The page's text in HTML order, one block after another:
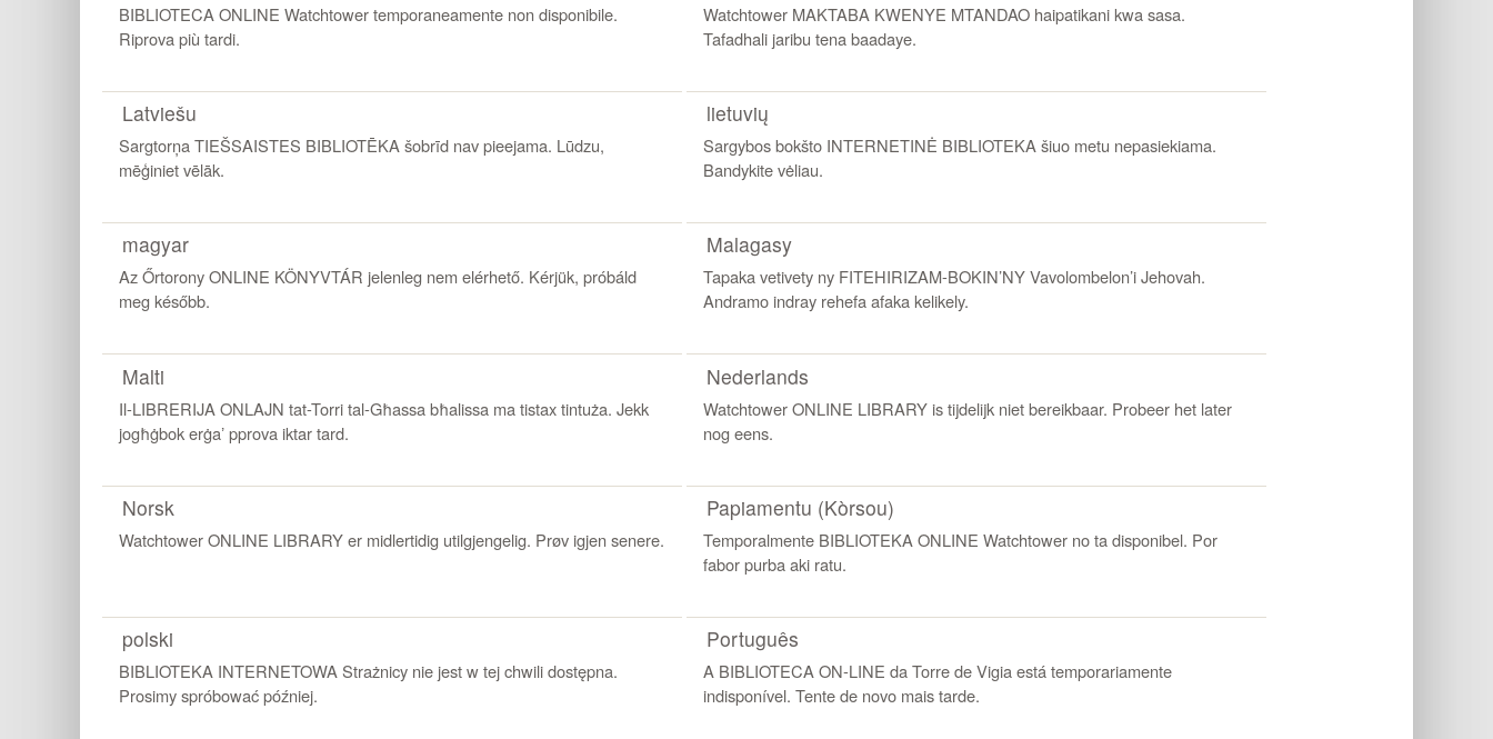
BIBLIOTECA ONLINE Watchtower temporaneamente non disponibile.
Riprova più tardi.
Watchtower MAKTABA KWENYE MTANDAO haipatikani kwa sasa.
Tafadhali jaribu tena baadaye.
Latviešu
Sargtorņa TIEŠSAISTES BIBLIOTĒKA šobrīd nav pieejama. Lūdzu,
mēģiniet vēlāk.
lietuvių
Sargybos bokšto INTERNETINĖ BIBLIOTEKA šiuo metu nepasiekiama.
Bandykite vėliau.
magyar
Az Őrtorony ONLINE KÖNYVTÁR jelenleg nem elérhető. Kérjük, próbáld
meg később.
Malagasy
Tapaka vetivety ny FITEHIRIZAM-BOKIN’NY Vavolombelon’i Jehovah.
Andramo indray rehefa afaka kelikely.
Malti
Il-LIBRERIJA ONLAJN tat-Torri tal-Għassa bħalissa ma tistax tintuża. Jekk
jogħġbok erġaʼ pprova iktar tard.
Nederlands
Watchtower ONLINE LIBRARY is tijdelijk niet bereikbaar. Probeer het later
nog eens.
Norsk
Watchtower ONLINE LIBRARY er midlertidig utilgjengelig. Prøv igjen senere.
Papiamentu (Kòrsou)
Temporalmente BIBLIOTEKA ONLINE Watchtower no ta disponibel. Por
fabor purba aki ratu.
polski
BIBLIOTEKA INTERNETOWA Strażnicy nie jest w tej chwili dostępna.
Prosimy spróbować później.
Português
A BIBLIOTECA ON-LINE da Torre de Vigia está temporariamente
indisponível. Tente de novo mais tarde.